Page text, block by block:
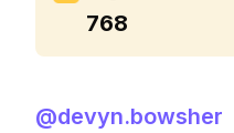
768
@devyn.bowsher